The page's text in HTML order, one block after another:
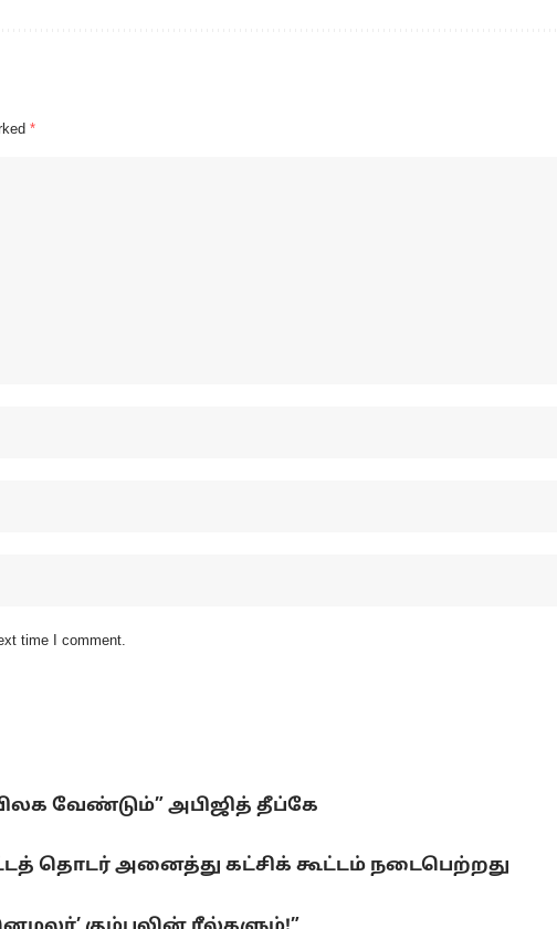
*
time I comment.
விலக வேண்டும்” அபிஜித் தீப்கே
தொடர் அனைத்து கட்சிக் கூட்டம் நடைபெற்றது